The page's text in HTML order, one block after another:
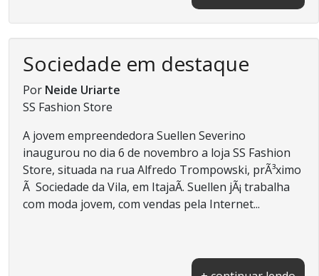
Sociedade em destaque
Por Neide Uriarte
SS Fashion Store
A jovem empreendedora Suellen Severino
inaugurou no dia 6 de novembro a loja SS Fashion
Store, situada na rua Alfredo Trompowski, prÃ³ximo
Ã Sociedade da Vila, em ItajaÃ­. Suellen jÃ¡ trabalha
com moda jovem, com vendas pela Internet...